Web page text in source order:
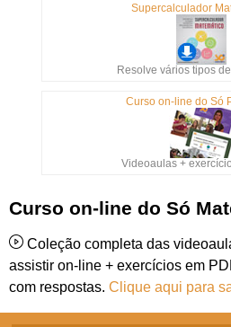
Supercalculador
Resolve vários tipos
Curso on-line do Só
Videoaulas +
Curso on-line do Só
Coleção completa das
assistir on-line + exercícios em
com respostas. Clique aqui para